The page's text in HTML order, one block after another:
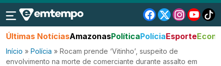
Últimas NotíciasAmazonasPolíticaPolíciaEsporte
Início » Polícia » Rocam prende ‘Vitinho’, suspeito de
envolvimento na morte de comerciante durante assalto em